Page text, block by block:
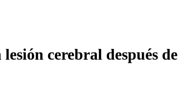
cerebral después